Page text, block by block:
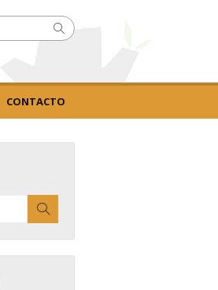
Buscar
CONTACTO